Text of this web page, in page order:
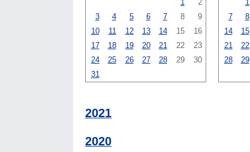
1
2
3
4 5 6 7 8
9
10
11 12 13 14 15
16
17
18 19 20 21 22
23
24
25 26 27 28 29
30
31
1
7
8
14
15
21
22
28
29
2021
2020